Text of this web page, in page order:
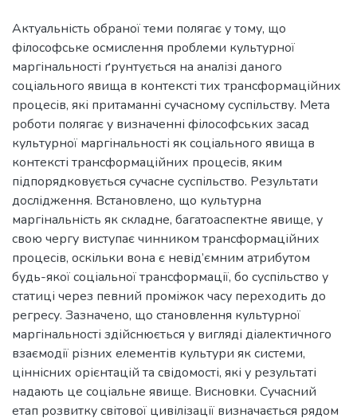
Актуальність обраної теми полягає у тому, що
філософське осмислення проблеми культурної
маргінальності ґрунтується на аналізі даного
соціального явища в контексті тих трансформаційних
процесів, які притаманні сучасному суспільству. Мета
роботи полягає у визначенні філософських засад
культурної маргінальності як соціального явища в
контексті трансформаційних процесів, яким
підпорядковується сучасне суспільство. Результати
дослідження. Встановлено, що культурна
маргінальність як складне, багатоаспектне явище, у
свою чергу виступає чинником трансформаційних
процесів, оскільки вона є невід’ємним атрибутом
будь-якої соціальної трансформації, бо суспільство у
статиці через певний проміжок часу переходить до
регресу. Зазначено, що становлення культурної
маргінальності здійснюється у вигляді діалектичного
взаємодії різних елементів культури як системи,
ціннісних орієнтацій та свідомості, які у результаті
надають це соціальне явище. Висновки. Сучасний
етап розвитку світової цивілізації визначається рядом